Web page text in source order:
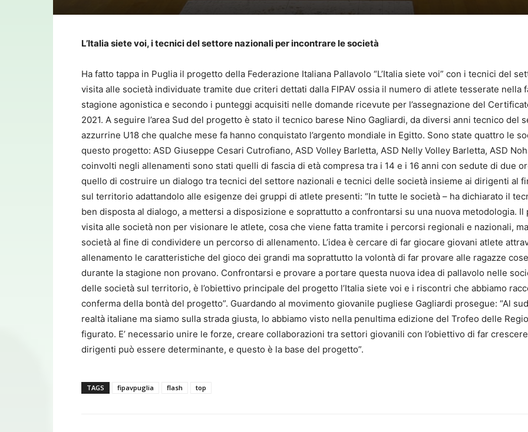
L’Italia siete voi, i tecnici del settore nazionali per incontrare le società
Ha fatto tappa in Puglia il progetto della Federazione Italiana Pallavolo “L’Italia siete voi” con i tecnici del
visita alle società individuate tramite due criteri dettati dalla FIPAV ossia il numero di atlete tesserate nella
stagione agonistica e secondo i punteggi acquisiti nelle domande ricevute per l’assegnazione del
2021. A seguire l’area Sud del progetto è stato il tecnico barese Nino Gagliardi, da diversi anni tecnico del
azzurrine U18 che qualche mese fa hanno conquistato l’argento mondiale in Egitto. Sono state quattro le
questo progetto: ASD Giuseppe Cesari Cutrofiano, ASD Volley Barletta, ASD Nelly Volley Barletta, ASD
coinvolti negli allenamenti sono stati quelli di fascia di età compresa tra i 14 e i 16 anni con sedute di due
quello di costruire un dialogo tra tecnici del settore nazionali e tecnici delle società insieme ai dirigenti al
sul territorio adattandolo alle esigenze dei gruppi di atlete presenti: “In tutte le società – ha dichiarato il
ben disposta al dialogo, a mettersi a disposizione e soprattutto a confrontarsi su una nuova metodologia.
visita alle società non per visionare le atlete, cosa che viene fatta tramite i percorsi regionali e nazionali,
società al fine di condividere un percorso di allenamento. L’idea è cercare di far giocare giovani atlete
allenamento le caratteristiche del gioco dei grandi ma soprattutto la volontà di far provare alle ragazze
durante la stagione non provano. Confrontarsi e provare a portare questa nuova idea di pallavolo nelle
delle società sul territorio, è l’obiettivo principale del progetto l’Italia siete voi e i riscontri che abbiamo
conferma della bontà del progetto”. Guardando al movimento giovanile pugliese Gagliardi prosegue: “Al
realtà italiane ma siamo sulla strada giusta, lo abbiamo visto nella penultima edizione del Trofeo delle
figurato. E’ necessario unire le forze, creare collaborazioni tra settori giovanili con l’obiettivo di far
dirigenti può essere determinante, e questo è la base del progetto”.
TAGS fipavpuglia flash top